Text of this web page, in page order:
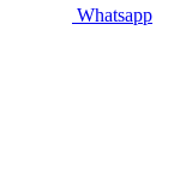
Whatsapp